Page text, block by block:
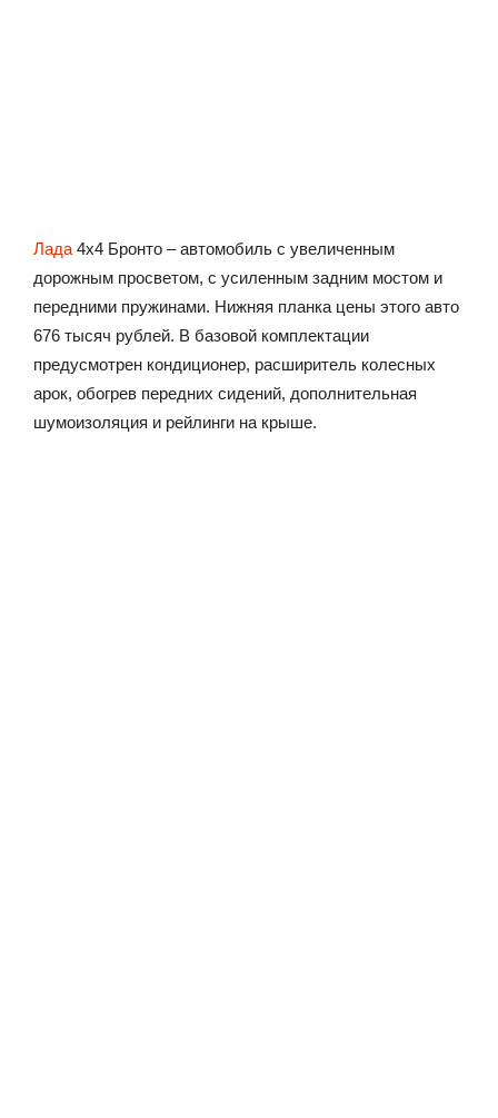
Лада 4х4 Бронто – автомобиль с увеличенным
дорожным просветом, с усиленным задним мостом и
передними пружинами. Нижняя планка цены этого авто
676 тысяч рублей. В базовой комплектации
предусмотрен кондиционер, расширитель колесных
арок, обогрев передних сидений, дополнительная
шумоизоляция и рейлинги на крыше.